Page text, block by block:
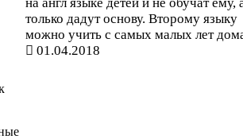
только дадут основу. Второму языку
можно учить с самых малых лет
01.04.2018